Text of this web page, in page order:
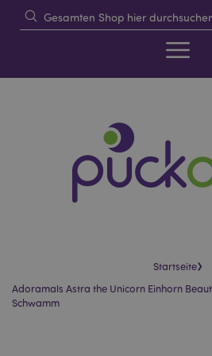
Startseite›
Adoramals Astra the Unicorn Einhorn
Schwamm